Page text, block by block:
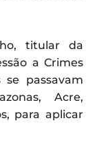
titular da
a Crimes
se passavam
Acre,
para aplicar